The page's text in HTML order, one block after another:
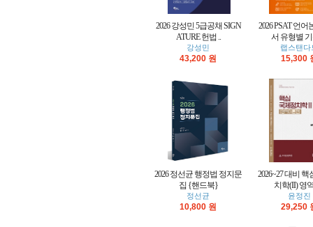
2026 강성민 5급공채 SIGN
ATURE 헌법 ..
강성민
43,200 원
2026 PSAT 언어
서 유형별 기
랩스탠다
15,300
2026 정선균 행정법 정지문
집 {핸드북}
정선균
10,800 원
2026~27 대비 핵
치학(II) 영
윤정진
29,250